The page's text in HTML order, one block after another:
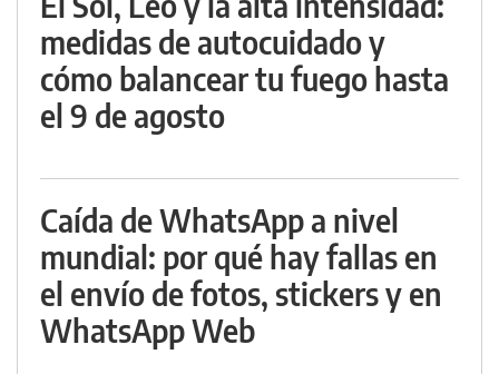
medidas de autocuidado y
cómo balancear tu fuego hasta
el 9 de agosto
Caída de WhatsApp a nivel
mundial: por qué hay fallas en
el envío de fotos, stickers y en
WhatsApp Web